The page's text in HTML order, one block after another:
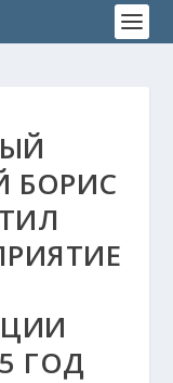
БОРИС
ГОД